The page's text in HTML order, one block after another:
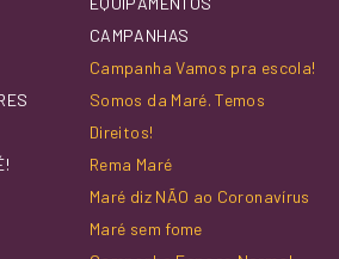
CAMPANHAS
Campanha Vamos pra escola!
Somos da Maré. Temos
Direitos!
Rema Maré
Maré diz NÃO ao Coronavírus
Maré sem fome